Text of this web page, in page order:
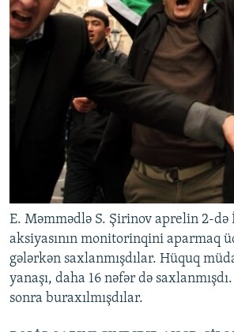
E. Məmmədlə S. Şirinov aprelin 2-də
aksiyasının monitorinqini aparmaq
gələrkən saxlanmışdılar. Hüquq
yanaşı, daha 16 nəfər də
sonra buraxılmışdılar.